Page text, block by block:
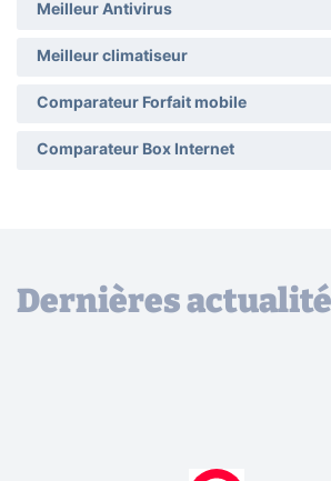
Meilleur Antivirus
Meilleur climatiseur
Comparateur Forfait mobile
Comparateur Box Internet
Dernières